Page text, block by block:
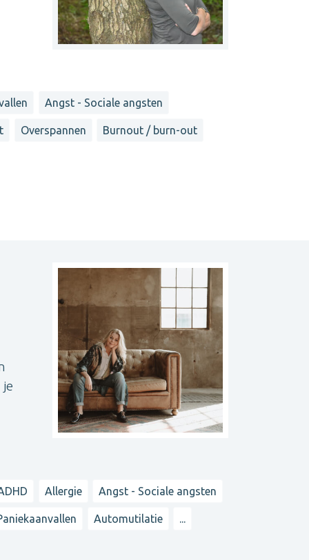
Angst - Sociale angsten
Overspannen Burnout / burn-out
Allergie Angst - Sociale angsten
Automutilatie ...